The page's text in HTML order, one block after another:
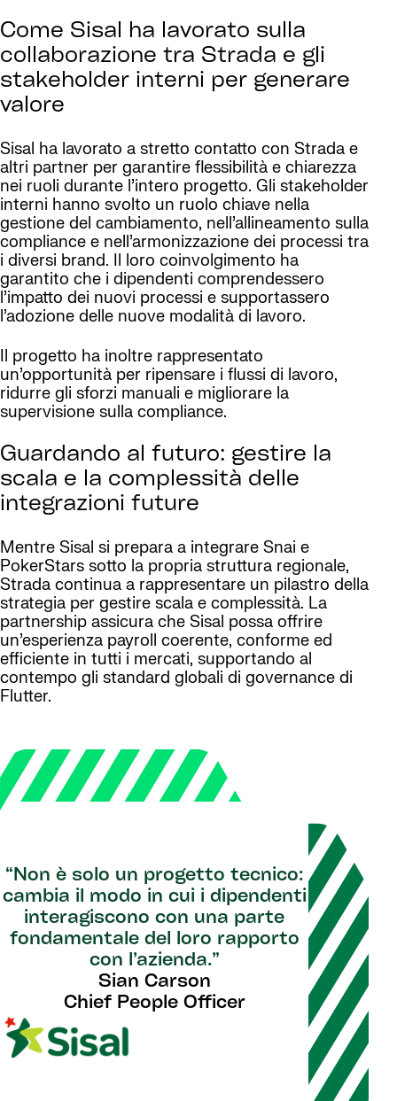
Come Sisal ha lavorato sulla
collaborazione tra Strada e gli
stakeholder interni per generare
valore
Sisal ha lavorato a stretto contatto con Strada e
altri partner per garantire flessibilità e chiarezza
nei ruoli durante l’intero progetto. Gli stakeholder
interni hanno svolto un ruolo chiave nella
gestione del cambiamento, nell’allineamento sulla
compliance e nell’armonizzazione dei processi tra
i diversi brand. Il loro coinvolgimento ha
garantito che i dipendenti comprendessero
l’impatto dei nuovi processi e supportassero
l’adozione delle nuove modalità di lavoro.
Il progetto ha inoltre rappresentato
un’opportunità per ripensare i flussi di lavoro,
ridurre gli sforzi manuali e migliorare la
supervisione sulla compliance.
Guardando al futuro: gestire la
scala e la complessità delle
integrazioni future
Mentre Sisal si prepara a integrare Snai e
PokerStars sotto la propria struttura regionale,
Strada continua a rappresentare un pilastro della
strategia per gestire scala e complessità. La
partnership assicura che Sisal possa offrire
un’esperienza payroll coerente, conforme ed
efficiente in tutti i mercati, supportando al
contempo gli standard globali di governance di
Flutter.
“Non è solo un progetto tecnico:
cambia il modo in cui i dipendenti
interagiscono con una parte
fondamentale del loro rapporto
con l’azienda.”
Sian Carson
Chief People Officer